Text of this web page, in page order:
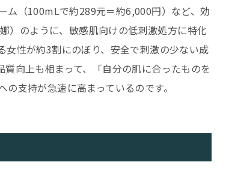
ム（100mLで約289元＝約6,000円）など、効
）のように、敏感肌向けの低刺激処方に特化
女性が約3割にのぼり、安全で刺激の少ない成
向上も相まって、「自分の肌に合ったものを
支持が急速に高まっているのです。